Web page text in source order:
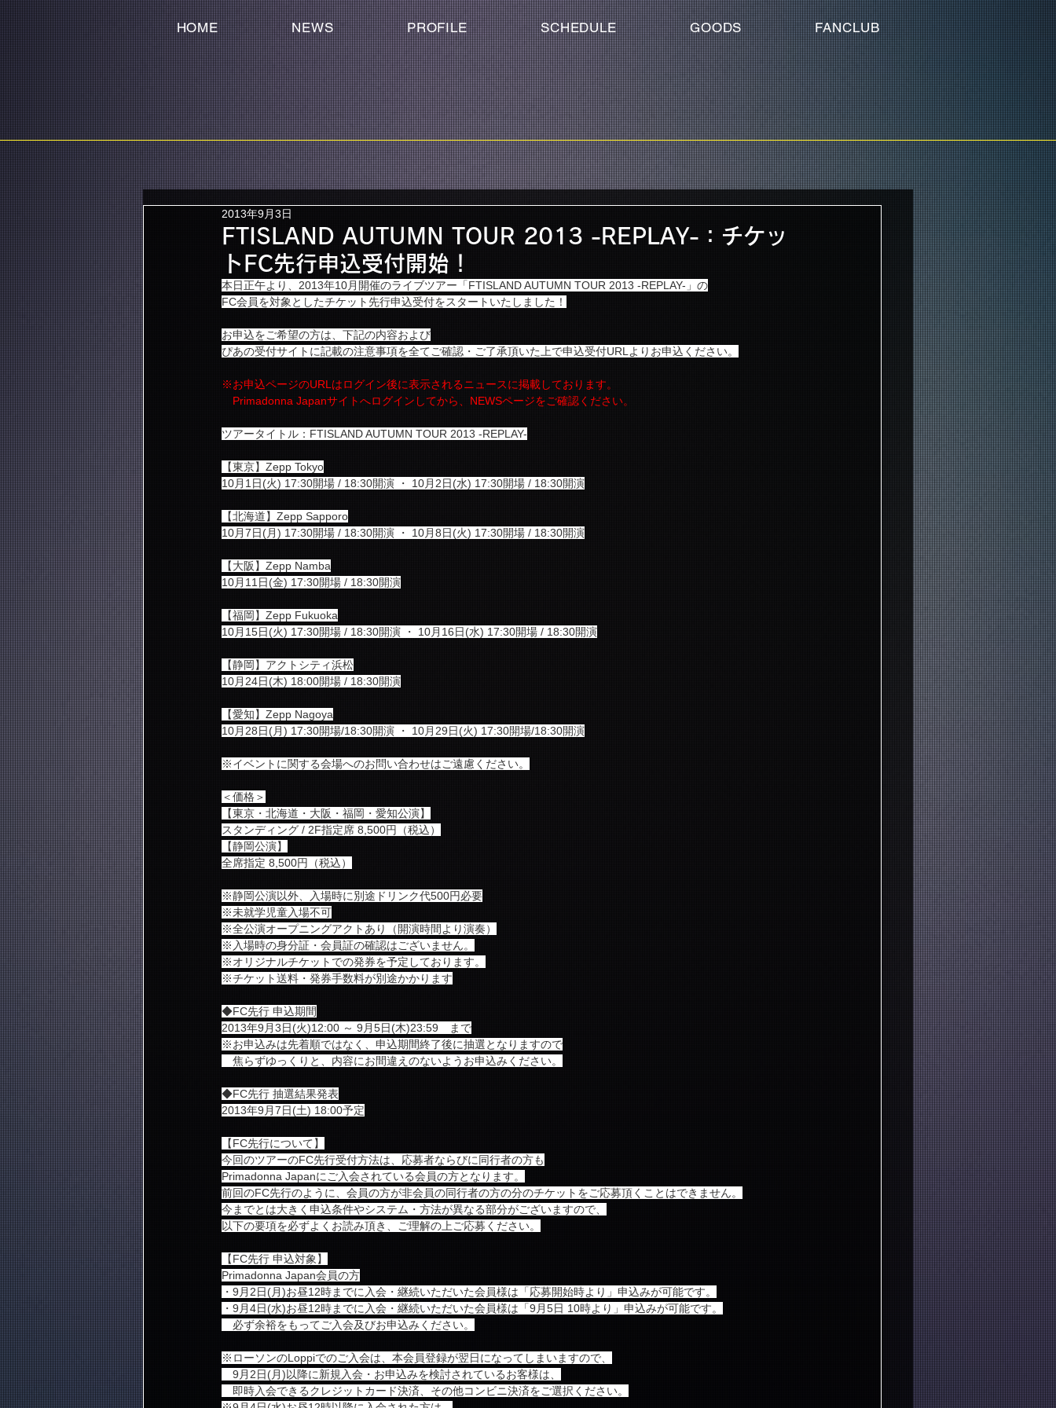
HOME NEWS PROFILE SCHEDULE GOODS FANCLUB
FTISLAND AUTUMN TOUR 2013 -REPLAY-：チケッ
トFC先行申込受付開始！
2013年9月3日
本日正午より、2013年10月開催のライブツアー「FTISLAND AUTUMN TOUR 2013 -REPLAY-」の
FC会員を対象としたチケット先行申込受付をスタートいたしました！
お申込をご希望の方は、下記の内容および
ぴあの受付サイトに記載の注意事項を全てご確認・ご了承頂いた上で申込受付URLよりお申込ください。
※お申込ページのURLはログイン後に表示されるニュースに掲載しております。
Primadonna Japanサイトへログインしてから、NEWSページをご確認ください。
ツアータイトル：FTISLAND AUTUMN TOUR 2013 -REPLAY-
【東京】Zepp Tokyo
10月1日(火) 17:30開場 / 18:30開演 ・ 10月2日(水) 17:30開場 / 18:30開演
【北海道】Zepp Sapporo
10月7日(月) 17:30開場 / 18:30開演 ・ 10月8日(火) 17:30開場 / 18:30開演
【大阪】Zepp Namba
10月11日(金) 17:30開場 / 18:30開演
【福岡】Zepp Fukuoka
10月15日(火) 17:30開場 / 18:30開演 ・ 10月16日(水) 17:30開場 / 18:30開演
【静岡】アクトシティ浜松
10月24日(木) 18:00開場 / 18:30開演
【愛知】Zepp Nagoya
10月28日(月) 17:30開場/18:30開演 ・ 10月29日(火) 17:30開場/18:30開演
※イベントに関する会場へのお問い合わせはご遠慮ください。
＜価格＞
【東京・北海道・大阪・福岡・愛知公演】
スタンディング / 2F指定席 8,500円（税込）
【静岡公演】
全席指定 8,500円（税込）
※静岡公演以外、入場時に別途ドリンク代500円必要
※未就学児童入場不可
※全公演オープニングアクトあり（開演時間より演奏）
※入場時の身分証・会員証の確認はございません。
※オリジナルチケットでの発券を予定しております。
※チケット送料・発券手数料が別途かかります
◆FC先行 申込期間
2013年9月3日(火)12:00 ～ 9月5日(木)23:59　まで
※お申込みは先着順ではなく、申込期間終了後に抽選となりますので
焦らずゆっくりと、内容にお間違えのないようお申込みください。
◆FC先行 抽選結果発表
2013年9月7日(土) 18:00予定
【FC先行について】
今回のツアーのFC先行受付方法は、応募者ならびに同行者の方も
Primadonna Japanにご入会されている会員の方となります。
前回のFC先行のように、会員の方が非会員の同行者の方の分のチケットをご応募頂くことはできません。
今までとは大きく申込条件やシステム・方法が異なる部分がございますので、
以下の要項を必ずよくお読み頂き、ご理解の上ご応募ください。
【FC先行 申込対象】
Primadonna Japan会員の方
・9月2日(月)お昼12時までに入会・継続いただいた会員様は「応募開始時より」申込みが可能です。
・9月4日(水)お昼12時までに入会・継続いただいた会員様は「9月5日 10時より」申込みが可能です。
必ず余裕をもってご入会及びお申込みください。
※ローソンのLoppiでのご入会は、本会員登録が翌日になってしまいますので、
9月2日(月)以降に新規入会・お申込みを検討されているお客様は、
即時入会できるクレジットカード決済、その他コンビニ決済をご選択ください。